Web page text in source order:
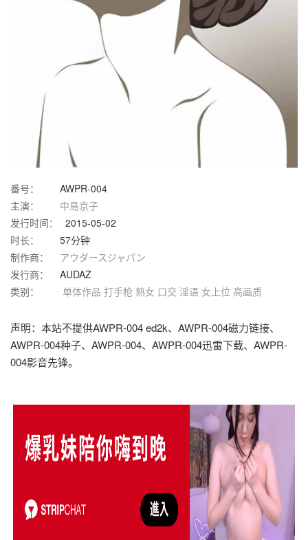
番号：
AWPR-004
主演：
中島京子
发行时间：
2015-05-02
时长：
57分钟
制作商：
アウダースジャパン
发行商：
AUDAZ
类别：
单体作品 打手枪 熟女 口交 淫语 女上位 高画质
声明：本站不提供AWPR-004 ed2k、AWPR-004磁力链接、
AWPR-004种子、AWPR-004、AWPR-004迅雷下载、AWPR-
004影音先锋。